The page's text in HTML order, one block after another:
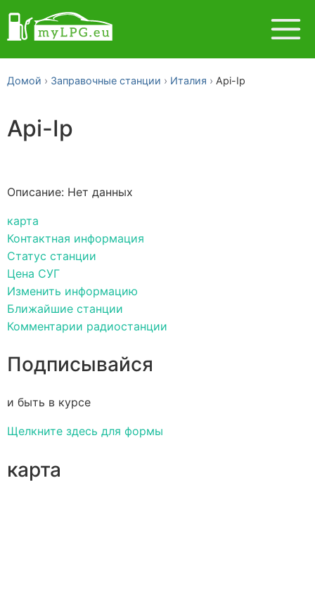
Домой Заправочные станции Италия Api-Ip
Api-Ip
Описание: Нет данных
карта
Контактная информация
Статус станции
Цена СУГ
Изменить информацию
Ближайшие станции
Комментарии радиостанции
Подписывайся
и быть в курсе
Щелкните здесь для формы
карта